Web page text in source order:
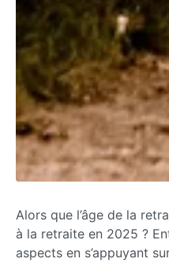
Alors que l’âge de la
à la retraite en 2025 ?
aspects en s’appuyant